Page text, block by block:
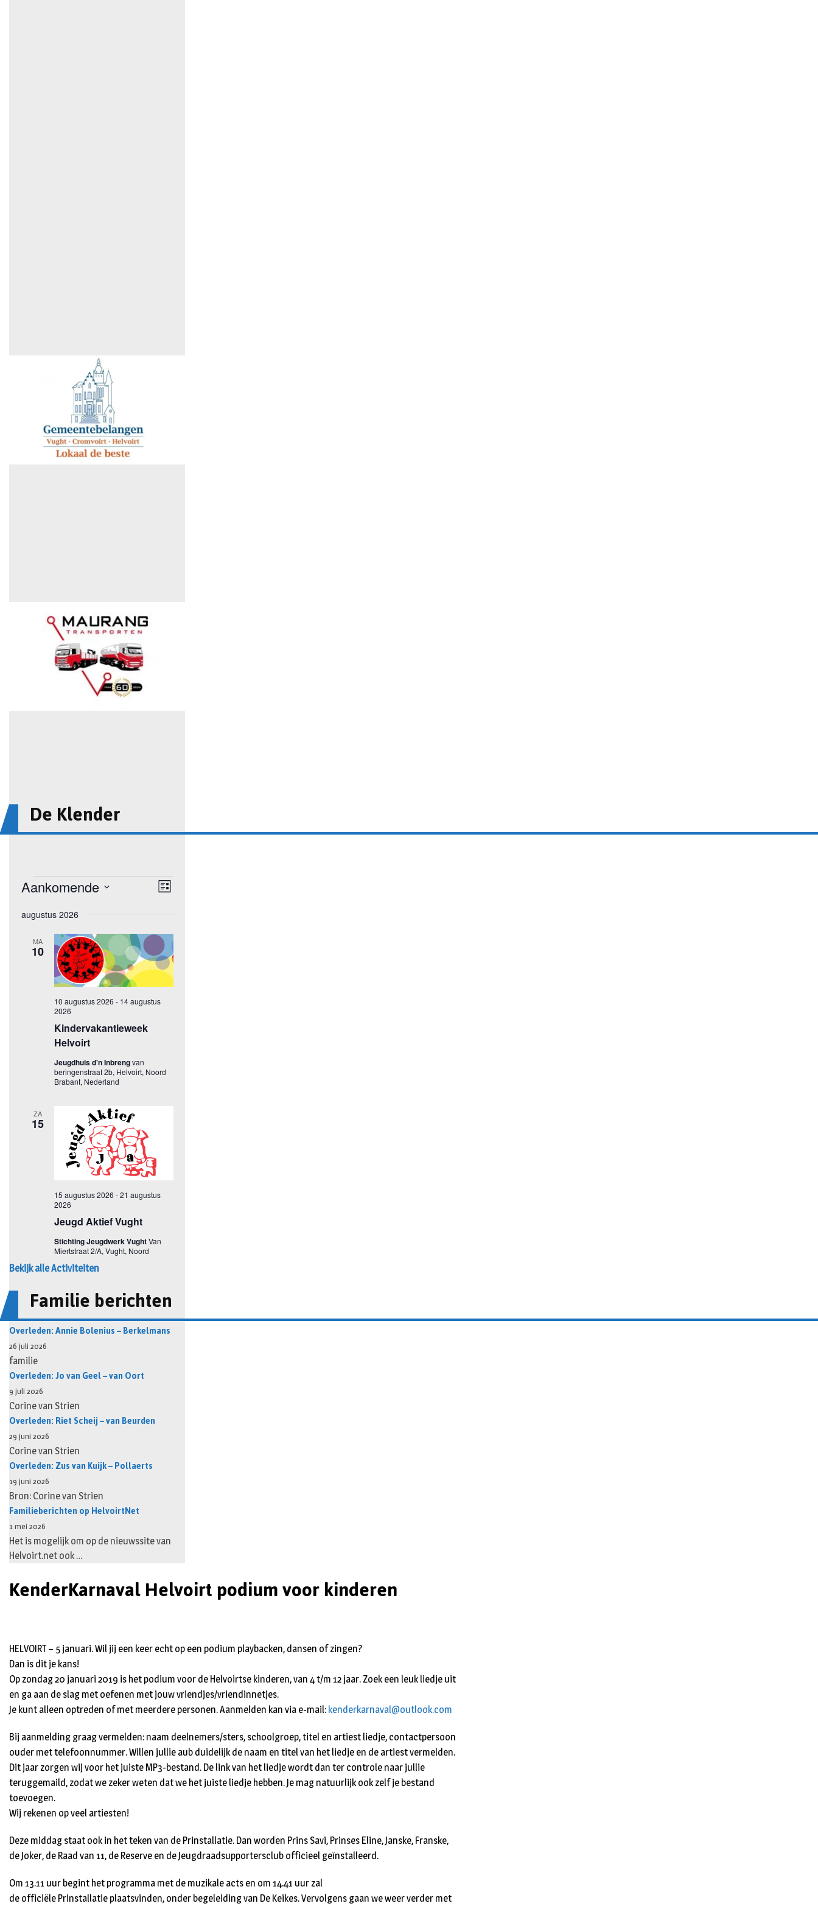
De Klender
Bekijk alle Activiteiten
Familie berichten
Overleden: Annie Bolenius – Berkelmans
26 juli 2026
familie
Overleden: Jo van Geel – van Oort
9 juli 2026
Corine van Strien
Overleden: Riet Scheij – van Beurden
29 juni 2026
Corine van Strien
Overleden: Zus van Kuijk – Pollaerts
19 juni 2026
Bron: Corine van Strien
Familieberichten op HelvoirtNet
1 mei 2026
Het is mogelijk om op de nieuwssite van
Helvoirt.net ook …
KenderKarnaval Helvoirt podium voor kinderen
HELVOIRT – 5 januari. Wil jij een keer echt op een podium playbacken, dansen of zingen?
Dan is dit je kans!
Op zondag 20 januari 2019 is het podium voor de Helvoirtse kinderen, van 4 t/m 12 jaar. Zoek een leuk liedje uit
en ga aan de slag met oefenen met jouw vriendjes/vriendinnetjes.
Je kunt alleen optreden of met meerdere personen. Aanmelden kan via e-mail: kenderkarnaval@outlook.com
Bij aanmelding graag vermelden: naam deelnemers/sters, schoolgroep, titel en artiest liedje, contactpersoon
ouder met telefoonnummer. Willen jullie aub duidelijk de naam en titel van het liedje en de artiest vermelden.
Dit jaar zorgen wij voor het juiste MP3-bestand. De link van het liedje wordt dan ter controle naar jullie
teruggemaild, zodat we zeker weten dat we het juiste liedje hebben. Je mag natuurlijk ook zelf je bestand
toevoegen.
Wij rekenen op veel artiesten!
Deze middag staat ook in het teken van de Prinstallatie. Dan worden Prins Savi, Prinses Eline, Janske, Franske,
de Joker, de Raad van 11, de Reserve en de Jeugdraadsupportersclub officieel geïnstalleerd.
Om 13.11 uur begint het programma met de muzikale acts en om 14.41 uur zal
de officiële Prinstallatie plaatsvinden, onder begeleiding van De Keikes. Vervolgens gaan we weer verder met